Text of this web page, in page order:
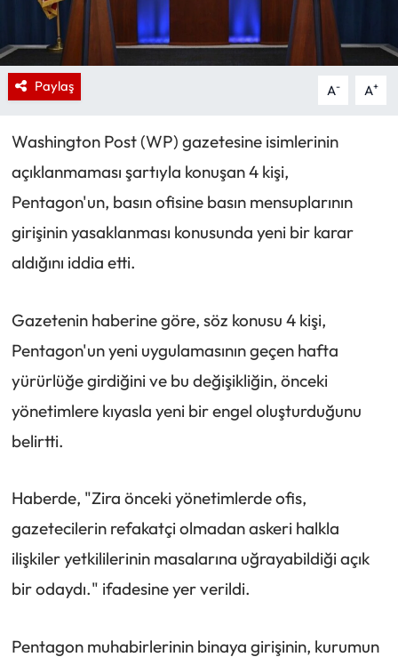
Paylaş A- A+
Washington Post (WP) gazetesine isimlerinin
açıklanmaması şartıyla konuşan 4 kişi,
Pentagon'un, basın ofisine basın mensuplarının
girişinin yasaklanması konusunda yeni bir karar
aldığını iddia etti.
Gazetenin haberine göre, söz konusu 4 kişi,
Pentagon'un yeni uygulamasının geçen hafta
yürürlüğe girdiğini ve bu değişikliğin, önceki
yönetimlere kıyasla yeni bir engel oluşturduğunu
belirtti.
Haberde, "Zira önceki yönetimlerde ofis,
gazetecilerin refakatçi olmadan askeri halkla
ilişkiler yetkililerinin masalarına uğrayabildiği açık
bir odaydı." ifadesine yer verildi.
Pentagon muhabirlerinin binaya girişinin, kurumun